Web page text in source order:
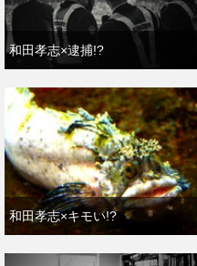
和田孝志×逮捕!?
和田孝志×キモい!?